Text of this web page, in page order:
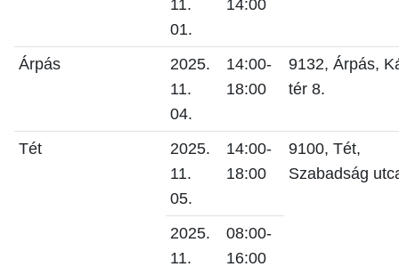
11.
01.
14:00
Árpás
2025.
11.
04.
14:00-
18:00
9132, Árpás,
tér 8.
Tét
2025.
11.
05.
14:00-
18:00
9100, Tét,
Szabadság
2025.
11.
08:00-
16:00